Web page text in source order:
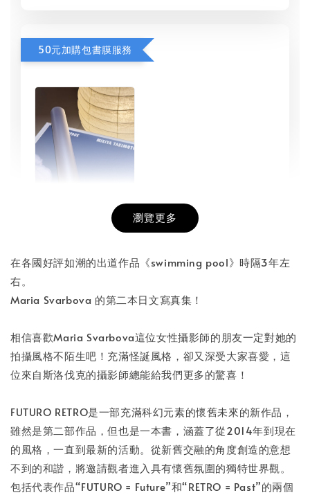
50元加購包書膜服務
NT$ 50
- +
瀏覽更多
在各國好評如潮的出道作品《swimming pool》時隔3年左
右。
Maria Svarbova 的第二本日文寫真集！
相信喜歡Maria Svarbova這位女性攝影師的朋友一定對她的
拍攝風格不陌生吧！充滿怪誕風格，卻又深受大家喜愛，這
位來自斯洛伐克的攝影師總能給我們更多的驚喜！
FUTURO RETRO是一部充滿科幻元素的懷舊未來的新作品，
雖然是第二部作品，但也是一本書，涵蓋了從2014年到現在
的風格，一直到最新的活動。從新舊交融的角度創造的意想
不到的和諧，將邀請觀者進入具有懷舊氛圍的獨特世界觀。
包括代表作品“FUTURO = Future”和“RETRO = Past”的兩個